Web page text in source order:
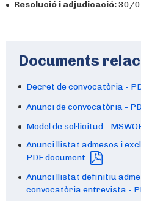
Resolució i adjudicació:30/
Documents
Decret de convocatòria -
Anunci de convocatòria -
Model de sol·licitud -
Anunci llistat admesos i
PDF document
Anunci llistat definitiu
convocatòria entrevista -